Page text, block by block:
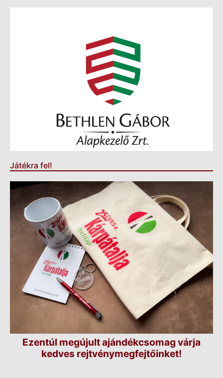
Játékra fel!
Ezentúl megújult ajándékcsomag várja
kedves rejtvénymegfejtőinket!